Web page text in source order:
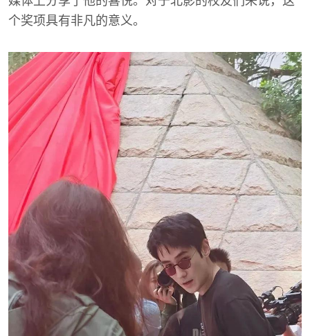
个奖项具有非凡的意义。